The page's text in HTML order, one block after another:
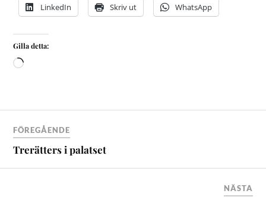
LinkedIn Skriv ut WhatsApp
Gilla detta:
FÖREGÅENDE
Trerätters i palatset
NÄSTA